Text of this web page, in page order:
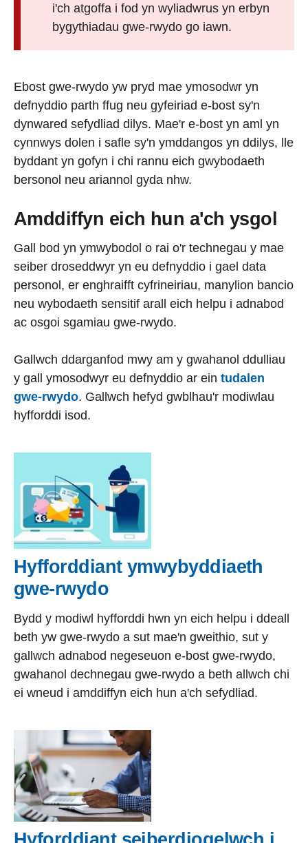
i'ch atgoffa i fod yn wyliadwrus yn erbyn
bygythiadau gwe-rwydo go iawn.
Ebost gwe-rwydo yw pryd mae ymosodwr yn
defnyddio parth ffug neu gyfeiriad e-bost sy'n
dynwared sefydliad dilys. Mae'r e-bost yn aml yn
cynnwys dolen i safle sy'n ymddangos yn ddilys, lle
byddant yn gofyn i chi rannu eich gwybodaeth
bersonol neu ariannol gyda nhw.
Amddiffyn eich hun a'ch ysgol
Gall bod yn ymwybodol o rai o'r technegau y mae
seiber droseddwyr yn eu defnyddio i gael data
personol, er enghraifft cyfrineiriau, manylion bancio
neu wybodaeth sensitif arall eich helpu i adnabod
ac osgoi sgamiau gwe-rwydo.
Gallwch ddarganfod mwy am y gwahanol ddulliau
y gall ymosodwyr eu defnyddio ar ein tudalen
gwe-rwydo. Gallwch hefyd gwblhau'r modiwlau
hyfforddi isod.
Hyfforddiant ymwybyddiaeth
gwe-rwydo
Bydd y modiwl hyfforddi hwn yn eich helpu i ddeall
beth yw gwe-rwydo a sut mae'n gweithio, sut y
gallwch adnabod negeseuon e-bost gwe-rwydo,
gwahanol dechnegau gwe-rwydo a beth allwch chi
ei wneud i amddiffyn eich hun a'ch sefydliad.